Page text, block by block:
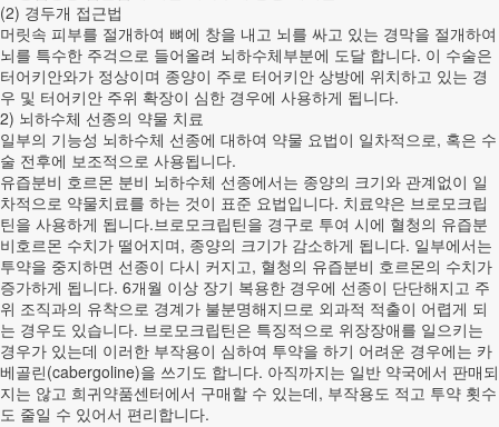
(2) 경두개 접근법
머릿속 피부를 절개하여 뼈에 창을 내고 뇌를 싸고 있는 경막을 절개하여
뇌를 특수한 주걱으로 들어올려 뇌하수체부분에 도달 합니다. 이 수술은
터어키안와가 정상이며 종양이 주로 터어키안 상방에 위치하고 있는 경
우 및 터어키안 주위 확장이 심한 경우에 사용하게 됩니다.
2) 뇌하수체 선종의 약물 치료
일부의 기능성 뇌하수체 선종에 대하여 약물 요법이 일차적으로, 혹은 수
술 전후에 보조적으로 사용됩니다.
유즙분비 호르몬 분비 뇌하수체 선종에서는 종양의 크기와 관계없이 일
차적으로 약물치료를 하는 것이 표준 요법입니다. 치료약은 브로모크립
틴을 사용하게 됩니다.브로모크립틴을 경구로 투여 시에 혈청의 유즙분
비호르몬 수치가 떨어지며, 종양의 크기가 감소하게 됩니다. 일부에서는
투약을 중지하면 선종이 다시 커지고, 혈청의 유즙분비 호르몬의 수치가
증가하게 됩니다. 6개월 이상 장기 복용한 경우에 선종이 단단해지고 주
위 조직과의 유착으로 경계가 불분명해지므로 외과적 적출이 어렵게 되
는 경우도 있습니다. 브로모크립틴은 특징적으로 위장장애를 일으키는
경우가 있는데 이러한 부작용이 심하여 투약을 하기 어려운 경우에는 카
베골린(cabergoline)을 쓰기도 합니다. 아직까지는 일반 약국에서 판매되
지는 않고 희귀약품센터에서 구매할 수 있는데, 부작용도 적고 투약 횟수
도 줄일 수 있어서 편리합니다.